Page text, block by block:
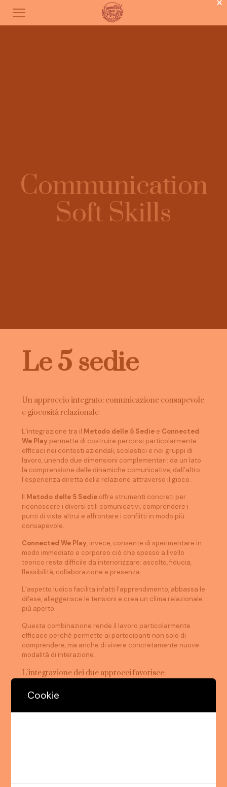
Communication
Soft Skills
Le 5 sedie
Un approccio integrato: comunicazione consapevole
e giocosità relazionale
L’integrazione tra il Metodo delle 5 Sedie e Connected
We Play permette di costruire percorsi particolarmente
efficaci nei contesti aziendali, scolastici e nei gruppi di
lavoro, unendo due dimensioni complementari: da un lato
la comprensione delle dinamiche comunicative, dall’altro
l’esperienza diretta della relazione attraverso il gioco.
Il Metodo delle 5 Sedie offre strumenti concreti per
riconoscere i diversi stili comunicativi, comprendere i
punti di vista altrui e affrontare i conflitti in modo più
consapevole.
Connected We Play, invece, consente di sperimentare in
modo immediato e corporeo ciò che spesso a livello
teorico resta difficile da interiorizzare: ascolto, fiducia,
flessibilità, collaborazione e presenza.
L’aspetto ludico facilita infatti l’apprendimento, abbassa le
difese, alleggerisce le tensioni e crea un clima relazionale
più aperto.
Questa combinazione rende il lavoro particolarmente
efficace perché permette ai partecipanti non solo di
comprendere, ma anche di vivere concretamente nuove
modalità di interazione.
L’integrazione dei due approcci favorisce:
una comunicazione più chiara ed empatica;
Cookie